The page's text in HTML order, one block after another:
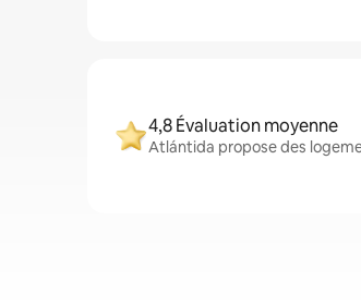
4,8 Évaluation moyenne
Atlántida propose des